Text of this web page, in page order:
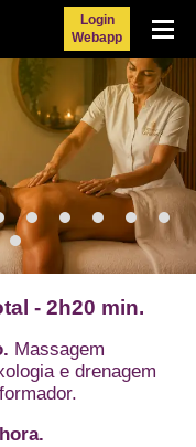
Login
WebappMenu
- 2h20 min.
Massagem
e drenagem